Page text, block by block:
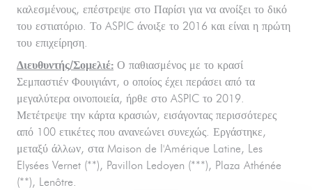
καλεσμένους, επέστρεψε στο Παρίσι για να ανοίξει το δικό
του εστιατόριο. Το ASPIC άνοιξε το 2016 και είναι η πρώτη
του επιχείρηση.
Διευθυντής/Σομελιέ: Ο παθιασμένος με το κρασί
Σεμπαστιέν Φουιγιάντ, ο οποίος έχει περάσει από τα
μεγαλύτερα οινοποιεία, ήρθε στο ASPIC το 2019.
Μετέτρεψε την κάρτα κρασιών, εισάγοντας περισσότερες
από 100 ετικέτες που ανανεώνει συνεχώς. Εργάστηκε,
μεταξύ άλλων, στα Maison de l'Amérique Latine, Les
Elysées Vernet (**), Pavillon Ledoyen (***), Plaza Athénée
(**), Lenôtre.